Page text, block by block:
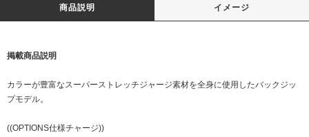
商品説明 イメージ
掲載商品説明
カラーが豊富なスーパーストレッチジャージ素材を全身に使用したバックジッ
プモデル。
((OPTIONS仕様チャージ))